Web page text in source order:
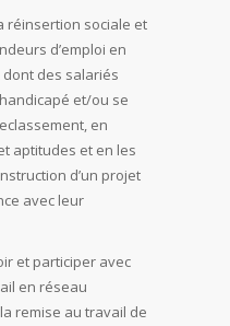
réinsertion sociale et
d’emploi en
dont des salariés
et/ou se
en
aptitudes et en les
d’un projet
avec leur
et participer avec
en réseau
remise au travail de